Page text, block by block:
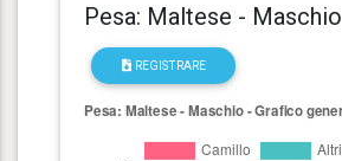
Pesa: Maltese - Maschio
REGISTRARE